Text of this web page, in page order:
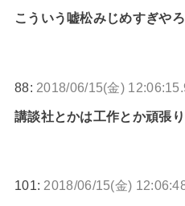
こういう嘘松みじめすぎやろ
88: 2018/06/15(金)
講談社とかは工作とか頑張
101: 2018/06/15(金)